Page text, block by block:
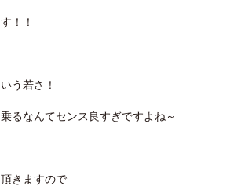
！！
う若さ！
るなんてセンス良すぎですよね～
きますので